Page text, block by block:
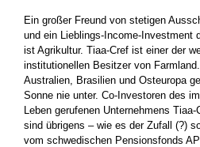
Ein großer Freund von stetigen
und ein Lieblings-Income-Investment
ist Agrikultur. Tiaa-Cref ist einer der
institutionellen Besitzer von
Australien, Brasilien und Osteuropa
Sonne nie unter. Co-Investoren des
Leben gerufenen Unternehmens
sind übrigens – wie es der Zufall (?)
vom schwedischen Pensionsfonds